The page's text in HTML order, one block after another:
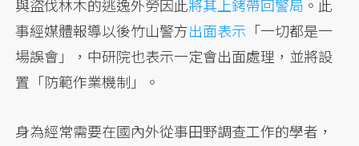
與盜伐林木的逃逸外勞因此將其上銬帶回警局 。此
事經媒體報導以後竹山警方出面表示 「一切都是一
場誤會」，中研院也表示一定會出面處理，並將設
置「防範作業機制」。
身為經常需要在國內外從事田野調查工作的學者，